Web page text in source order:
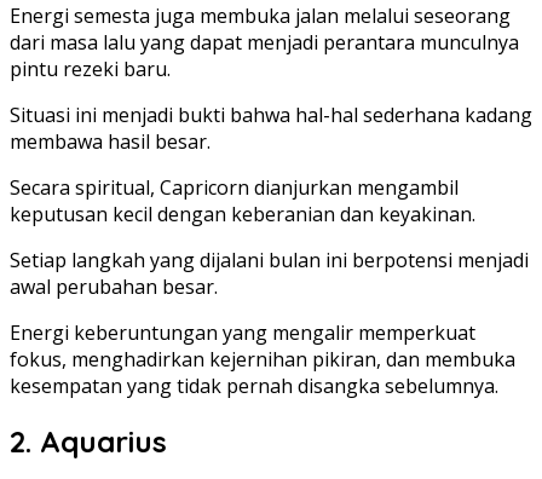
Energi semesta juga membuka jalan melalui seseorang
dari masa lalu yang dapat menjadi perantara munculnya
pintu rezeki baru.
Situasi ini menjadi bukti bahwa hal-hal sederhana kadang
membawa hasil besar.
Secara spiritual, Capricorn dianjurkan mengambil
keputusan kecil dengan keberanian dan keyakinan.
Setiap langkah yang dijalani bulan ini berpotensi menjadi
awal perubahan besar.
Energi keberuntungan yang mengalir memperkuat
fokus, menghadirkan kejernihan pikiran, dan membuka
kesempatan yang tidak pernah disangka sebelumnya.
2. Aquarius